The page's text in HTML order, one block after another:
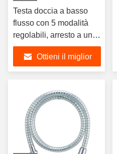
Testa doccia a basso
flusso con 5 modalità
regolabili, arresto a un
pulsante per la doccia
ad alta pressione,
funzione di massaggio
ecologica.
Ottieni il miglior